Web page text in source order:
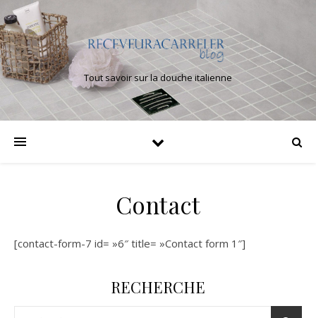
Tout savoir sur la douche italienne
Contact
[contact-form-7 id= »6″ title= »Contact form 1″]
RECHERCHE